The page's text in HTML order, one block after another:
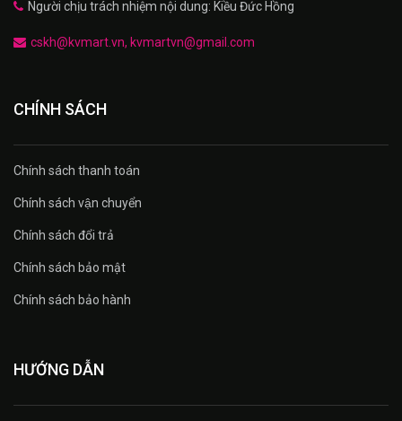
Người chịu trách nhiệm nội dung: Kiều Đức Hồng
cskh@kvmart.vn, kvmartvn@gmail.com
CHÍNH SÁCH
Chính sách thanh toán
Chính sách vận chuyển
Chính sách đổi trả
Chính sách bảo mật
Chính sách bảo hành
HƯỚNG DẪN